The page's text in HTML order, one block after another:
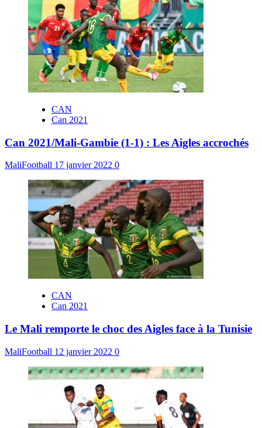
CAN
Can 2021
Can 2021/Mali-Gambie (1-1) : Les Aigles accrochés
MaliFootball 17 janvier 2022 0
CAN
Can 2021
Le Mali remporte le choc des Aigles face à la Tunisie
MaliFootball 12 janvier 2022 0